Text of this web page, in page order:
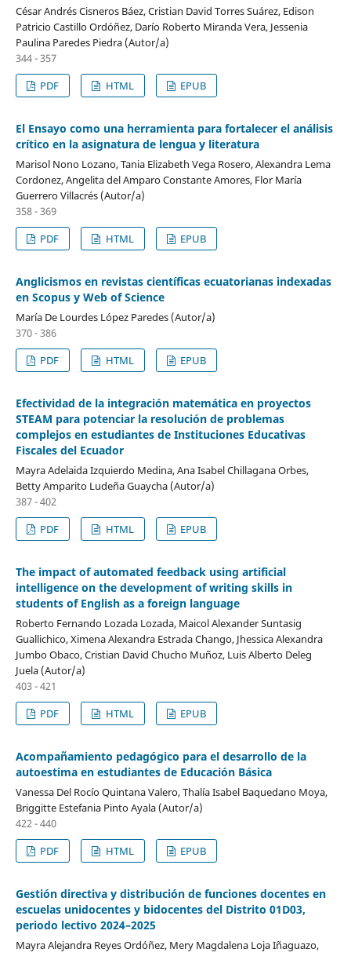
César Andrés Cisneros Báez, Cristian David Torres Suárez, Edison
Patricio Castillo Ordóñez, Darío Roberto Miranda Vera, Jessenia
Paulina Paredes Piedra (Autor/a)
344 - 357
PDF
HTML EPUB
El Ensayo como una herramienta para fortalecer el análisis
crítico en la asignatura de lengua y literatura
Marisol Nono Lozano, Tania Elizabeth Vega Rosero, Alexandra Lema
Cordonez, Angelita del Amparo Constante Amores, Flor María
Guerrero Villacrés (Autor/a)
358 - 369
PDF
HTML EPUB
Anglicismos en revistas científicas ecuatorianas indexadas
en Scopus y Web of Science
María De Lourdes López Paredes (Autor/a)
370 - 386
PDF
HTML EPUB
Efectividad de la integración matemática en proyectos
STEAM para potenciar la resolución de problemas
complejos en estudiantes de Instituciones Educativas
Fiscales del Ecuador
Mayra Adelaida Izquierdo Medina, Ana Isabel Chillagana Orbes,
Betty Amparito Ludeña Guaycha (Autor/a)
387 - 402
PDF
HTML EPUB
The impact of automated feedback using artificial
intelligence on the development of writing skills in
students of English as a foreign language
Roberto Fernando Lozada Lozada, Maicol Alexander Suntasig
Guallichico, Ximena Alexandra Estrada Chango, Jhessica Alexandra
Jumbo Obaco, Cristian David Chucho Muñoz, Luis Alberto Deleg
Juela (Autor/a)
403 - 421
PDF
HTML EPUB
Acompañamiento pedagógico para el desarrollo de la
autoestima en estudiantes de Educación Básica
Vanessa Del Rocío Quintana Valero, Thalía Isabel Baquedano Moya,
Briggitte Estefania Pinto Ayala (Autor/a)
422 - 440
PDF
HTML EPUB
Gestión directiva y distribución de funciones docentes en
escuelas unidocentes y bidocentes del Distrito 01D03,
periodo lectivo 2024–2025
Mayra Alejandra Reyes Ordóñez, Mery Magdalena Loja Iñaguazo,